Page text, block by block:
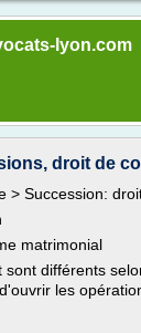
lyon.com
droit de
> Succession:
matrimonial
différents
les